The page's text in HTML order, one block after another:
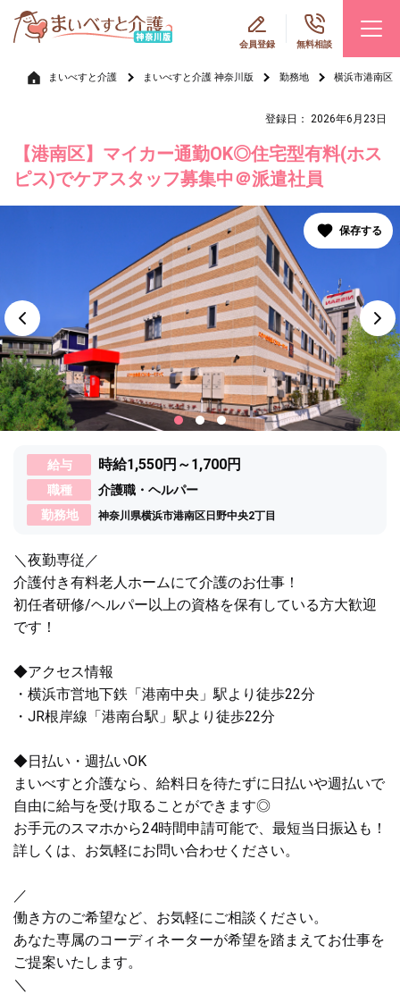
会員登録 無料相談
まいべすと介護 まいべすと介護 神奈川版 勤務地 横浜市港南区
登録日： 2026年6月23日
【港南区】マイカー通勤OK◎住宅型有料(ホス
ピス)でケアスタッフ募集中＠派遣社員
給与 時給1,550円～1,700円
職種
介護職・ヘルパー
勤務地
神奈川県横浜市港南区日野中央2丁目
＼夜勤専従／
介護付き有料老人ホームにて介護のお仕事！
初任者研修/ヘルパー以上の資格を保有している方大歓迎
です！
◆アクセス情報
・横浜市営地下鉄「港南中央」駅より徒歩22分
・JR根岸線「港南台駅」駅より徒歩22分
◆日払い・週払いOK
まいべすと介護なら、給料日を待たずに日払いや週払いで
自由に給与を受け取ることができます◎
お手元のスマホから24時間申請可能で、最短当日振込も！
詳しくは、お気軽にお問い合わせください。
／
働き方のご希望など、お気軽にご相談ください。
あなた専属のコーディネーターが希望を踏まえてお仕事を
ご提案いたします。
＼